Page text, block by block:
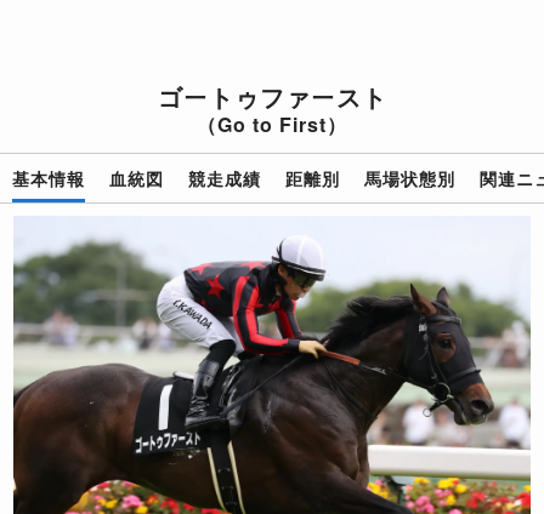
ゴートゥファースト
（Go to First）
基本情報 血統図 競走成績 距離別 馬場状態別 関連ニ